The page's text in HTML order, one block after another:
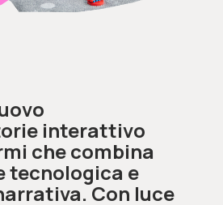
interattivo
che combina
tecnologica e
Con luce